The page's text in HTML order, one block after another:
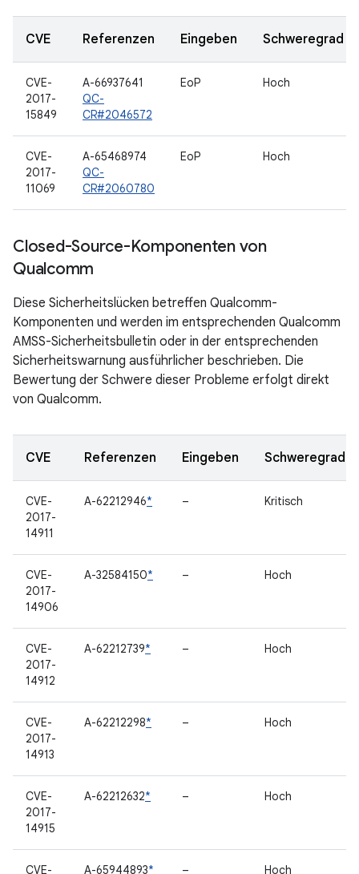
CVE Referenzen Eingeben Schweregrad
CVE-
2017-
15849
A-66937641
QC-
CR#2046572
EoP Hoch
CVE-
2017-
11069
A-65468974
QC-
CR#2060780
EoP Hoch
Closed-Source-Komponenten von
Qualcomm
Diese Sicherheitslücken betreffen Qualcomm-
Komponenten und werden im entsprechenden Qualcomm
AMSS-Sicherheitsbulletin oder in der entsprechenden
Sicherheitswarnung ausführlicher beschrieben. Die
Bewertung der Schwere dieser Probleme erfolgt direkt
von Qualcomm.
CVE Referenzen Eingeben Schweregrad
CVE-
2017-
14911
A-62212946* – Kritisch
CVE-
2017-
14906
A-32584150* – Hoch
CVE-
2017-
14912
A-62212739* – Hoch
CVE-
2017-
14913
A-62212298* – Hoch
CVE-
2017-
14915
A-62212632* – Hoch
CVE- A-65944893* – Hoch